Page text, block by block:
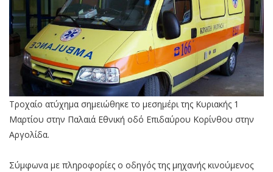
Τροχαίο ατύχημα σημειώθηκε το μεσημέρι της Κυριακής 1
Μαρτίου στην Παλαιά Εθνική οδό Επιδαύρου Κορίνθου στην
Αργολίδα.
Σύμφωνα με πληροφορίες ο οδηγός της μηχανής κινούμενος